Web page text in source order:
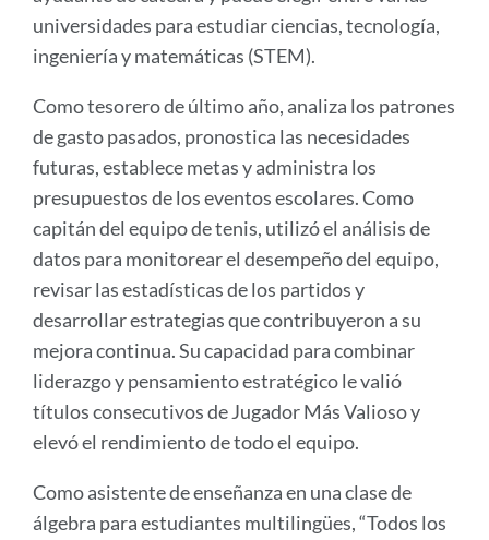
universidades para estudiar ciencias, tecnología,
ingeniería y matemáticas (STEM).
Como tesorero de último año, analiza los patrones
de gasto pasados, pronostica las necesidades
futuras, establece metas y administra los
presupuestos de los eventos escolares. Como
capitán del equipo de tenis, utilizó el análisis de
datos para monitorear el desempeño del equipo,
revisar las estadísticas de los partidos y
desarrollar estrategias que contribuyeron a su
mejora continua. Su capacidad para combinar
liderazgo y pensamiento estratégico le valió
títulos consecutivos de Jugador Más Valioso y
elevó el rendimiento de todo el equipo.
Como asistente de enseñanza en una clase de
álgebra para estudiantes multilingües, “Todos los